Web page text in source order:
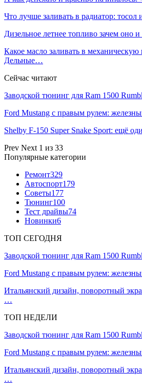
Что лучше заливать в радиатор: тосол
Дизельное летнее топливо зачем оно и
Какое масло заливать в механическую
Дельные…
Сейчас читают
Заводской тюнинг для Ram 1500
Ford Mustang с правым рулем:
Shelby F-150 Super Snake Sport: ещё
Prev Next 1 из 33
Популярные категории
Ремонт329
Автоспорт179
Советы177
Тюнинг100
Тест драйвы74
Новинки6
ТОП СЕГОДНЯ
Заводской тюнинг для Ram 1500
Ford Mustang с правым рулем:
Итальянский дизайн, поворотный
…
ТОП НЕДЕЛИ
Заводской тюнинг для Ram 1500
Ford Mustang с правым рулем:
Итальянский дизайн, поворотный
…